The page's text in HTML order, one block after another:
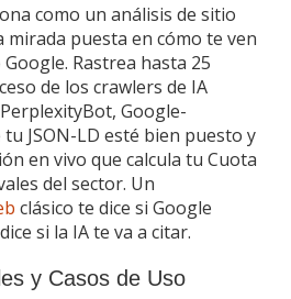
como un análisis de sitio
puesta en cómo te ven
Rastrea hasta 25
de los crawlers de IA
Google-
JSON-LD esté bien puesto y
en vivo que calcula tu Cuota
del sector. Un
clásico te dice si Google
si la IA te va a citar.
y Casos de Uso